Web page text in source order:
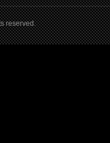
reserved.